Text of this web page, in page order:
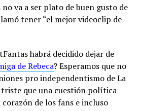
va a ser plato de buen gusto de
tener “el mejor videoclip de
habrá decidido dejar de
de Rebeca? Esperamos que no
pro independentismo de La
que una cuestión política
corazón de los fans e incluso